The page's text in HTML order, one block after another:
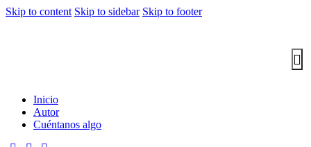
Skip to content Skip to sidebar Skip to footer
Inicio
Autor
Cuéntanos algo